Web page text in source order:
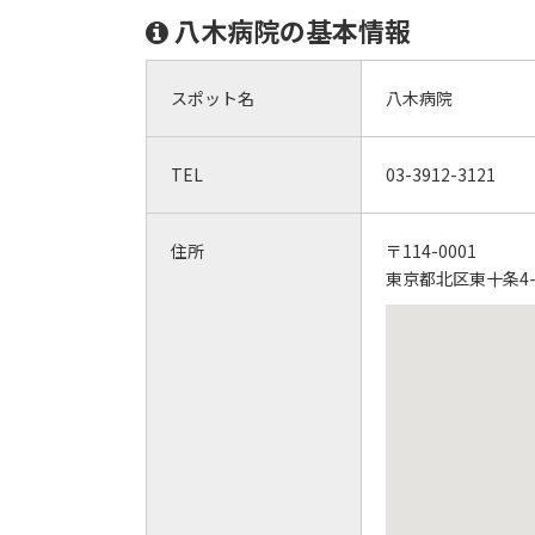
八木病院の基本情報
スポット名 八木病院
TEL 03-3912-3121
住所
〒114-0001
東京都北区東十条